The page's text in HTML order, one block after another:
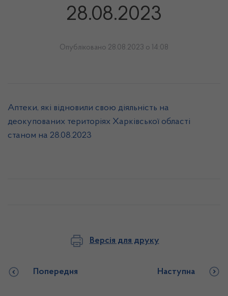
28.08.2023
Опубліковано 28.08.2023 о 14:08
Аптеки, які відновили свою діяльність на
деокупованих територіях Харківської області
станом на 28.08.2023
Версія для друку
Попередня Наступна